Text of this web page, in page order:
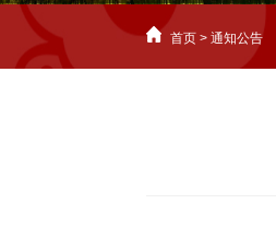
首页 >通知公告